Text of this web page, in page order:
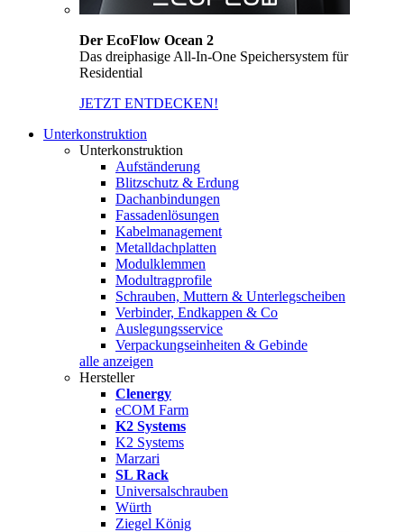
Der EcoFlow Ocean 2
Das dreiphasige All-In-One Speichersystem für
Residential
JETZT ENTDECKEN!
Unterkonstruktion
Unterkonstruktion
Aufständerung
Blitzschutz & Erdung
Dachanbindungen
Fassadenlösungen
Kabelmanagement
Metalldachplatten
Modulklemmen
Modultragprofile
Schrauben, Muttern & Unterlegscheiben
Verbinder, Endkappen & Co
Auslegungsservice
Verpackungseinheiten & Gebinde
alle anzeigen
Hersteller
Clenergy
eCOM Farm
K2 Systems
K2 Systems
Marzari
SL Rack
Universalschrauben
Würth
Ziegel König